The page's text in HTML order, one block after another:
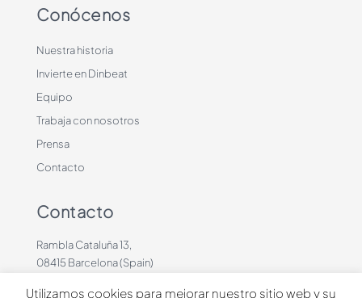
Conócenos
Nuestra historia
Invierte en Dinbeat
Equipo
Trabaja con nosotros
Prensa
Contacto
Contacto
Rambla Cataluña 13,
08415 Barcelona (Spain)
Utilizamos cookies para mejorar nuestro sitio web y su